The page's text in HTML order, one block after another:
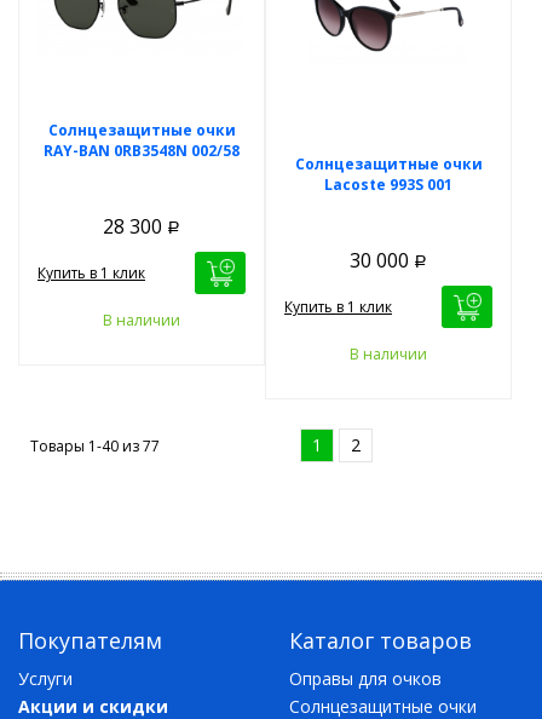
Солнцезащитные очки
RAY-BAN 0RB3548N 002/58
28 300 Р
Купить в 1 клик
В наличии
Солнцезащитные очки
Lacoste 993S 001
30 000 Р
Купить в 1 клик
В наличии
Товары 1-40 из77 1 2
Покупателям
Услуги
Акции и скидки
Каталог товаров
Оправы для очков
Солнцезащитные очки